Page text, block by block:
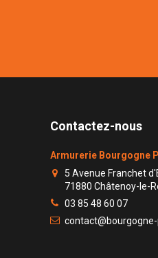
Contactez-nous
Armurerie Bourgogne
5 Avenue Franchet
71880 Châtenoy-le-
03 85 48 60 07